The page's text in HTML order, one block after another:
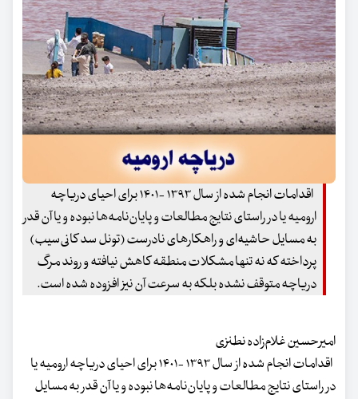
اقدامات انجام شده از سال ۱۳۹۳ -۱۴۰۱ برای احیای دریاچه
ارومیه یا در راستای نتایج مطالعات و پایان‌نامه‌ها نبوده و یا آن قدر
به مسایل حاشیه‌ای و راهکارهای نادرست (تونل سد کانی‌سیب)
پرداخته که نه تنها مشکلات منطقه کاهش نیافته و روند مرگ
دریاچه متوقف نشده بلکه به سرعت آن نیز افزوده شده است.
امیرحسین غلام‌زاده نطنزی
اقدامات انجام شده از سال ۱۳۹۳ -۱۴۰۱ برای احیای دریاچه ارومیه یا
در راستای نتایج مطالعات و پایان‌نامه‌ها نبوده و یا آن قدر به مسایل